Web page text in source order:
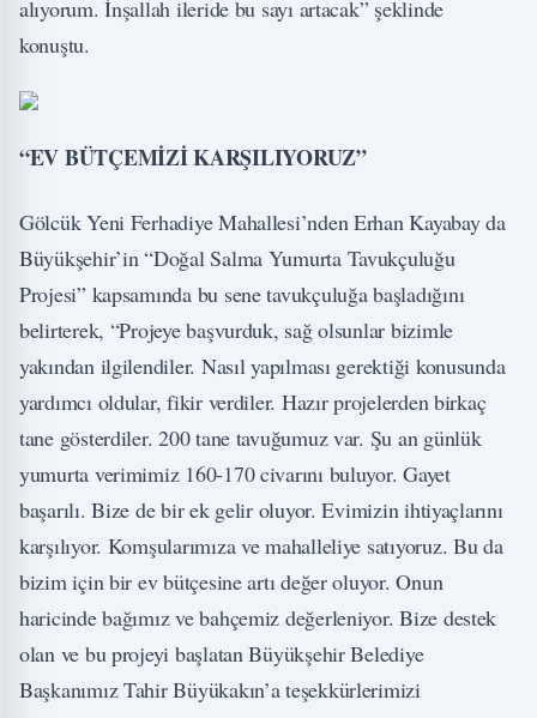
alıyorum. İnşallah ileride bu sayı artacak” şeklinde
konuştu.
“EV BÜTÇEMİZİ KARŞILIYORUZ”
Gölcük Yeni Ferhadiye Mahallesi’nden Erhan Kayabay da
Büyükşehir’in “Doğal Salma Yumurta Tavukçuluğu
Projesi” kapsamında bu sene tavukçuluğa başladığını
belirterek, “Projeye başvurduk, sağ olsunlar bizimle
yakından ilgilendiler. Nasıl yapılması gerektiği konusunda
yardımcı oldular, fikir verdiler. Hazır projelerden birkaç
tane gösterdiler. 200 tane tavuğumuz var. Şu an günlük
yumurta verimimiz 160-170 civarını buluyor. Gayet
başarılı. Bize de bir ek gelir oluyor. Evimizin ihtiyaçlarını
karşılıyor. Komşularımıza ve mahalleliye satıyoruz. Bu da
bizim için bir ev bütçesine artı değer oluyor. Onun
haricinde bağımız ve bahçemiz değerleniyor. Bize destek
olan ve bu projeyi başlatan Büyükşehir Belediye
Başkanımız Tahir Büyükakın’a teşekkürlerimizi